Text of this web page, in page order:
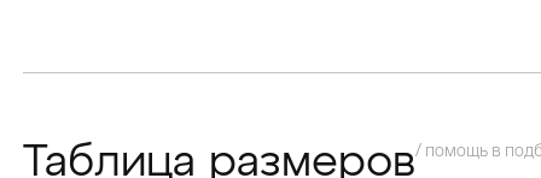
Таблица размеров/ помощь в